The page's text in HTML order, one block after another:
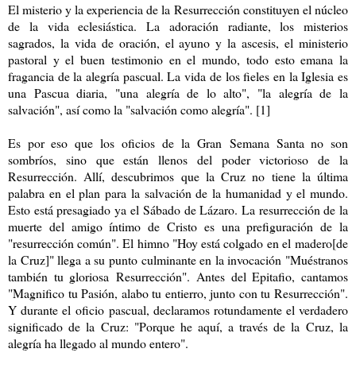
El misterio y la experiencia de la Resurrección constituyen el núcleo
de la vida eclesiástica. La adoración radiante, los misterios
sagrados, la vida de oración, el ayuno y la ascesis, el ministerio
pastoral y el buen testimonio en el mundo, todo esto emana la
fragancia de la alegría pascual. La vida de los fieles en la Iglesia es
una Pascua diaria, "una alegría de lo alto", "la alegría de la
salvación", así como la "salvación como alegría". [1]
Es por eso que losoficios de laGranSemana Santa no son
sombríos, sino que están llenos del poder victorioso de la
Resurrección. Allí, descubrimos que la Cruz no tiene la última
palabra en el plan para la salvación de la humanidad y el mundo.
Esto está presagiado ya elSábado de Lázaro. La resurrección de la
muerte del amigo íntimo de Cristo es una prefiguración de la
"resurrección común". El himno "Hoy está colgado en el madero[de
la Cruz]" llega a su punto culminante en la invocación "Muéstranos
también tu gloriosaResurrección". Antes del Epitafio, cantamos
"Magnifico tu Pasión, alabo tu entierro, junto con tu Resurrección".
Y durante eloficio pascual, declaramos rotundamente el verdadero
significado de la Cruz: "Porque he aquí, a través de la Cruz, la
alegría ha llegado al mundo entero".